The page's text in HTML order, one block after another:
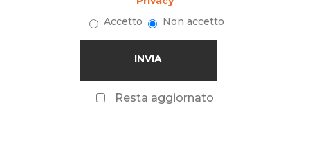
Accetto
Non accetto
Resta aggiornato